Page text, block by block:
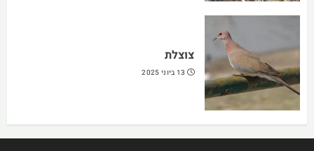
צוצלת
13 ביוני 2025